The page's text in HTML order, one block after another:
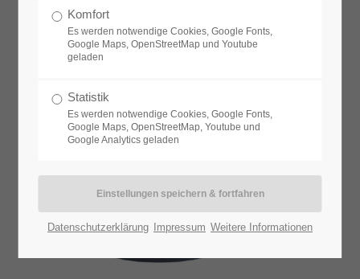
Komfort
Es werden notwendige Cookies, Google Fonts,
Google Maps, OpenStreetMap und Youtube
geladen
Statistik
Es werden notwendige Cookies, Google Fonts,
Google Maps, OpenStreetMap, Youtube und
Google Analytics geladen
Datenschutzerklärung Impressum Weitere Informationen